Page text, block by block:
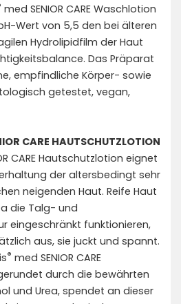
med SENIOR CARE Waschlotion
Wert von 5,5 den bei älteren
Hydrolipidfilm der Haut
Das Präparat
empfindliche Körper- sowie
getestet, vegan,
CARE HAUTSCHUTZLOTION
CARE Hautschutzlotion eignet
der altersbedingt sehr
neigenden Haut. Reife Haut
die Talg- und
eingeschränkt funktionieren,
aus, sie juckt und spannt.
® med SENIOR CARE
durch die bewährten
und Urea, spendet an dieser